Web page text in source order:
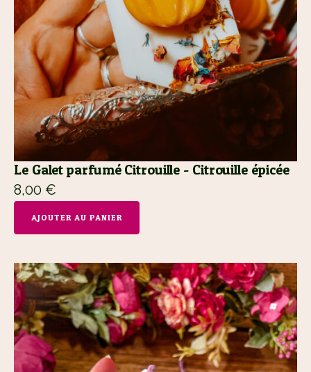
Le Galet parfumé Citrouille - Citrouille épicée
8,00 €
AJOUTER AU PANIER